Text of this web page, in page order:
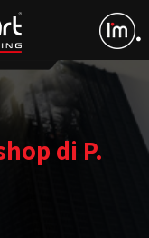
di P.